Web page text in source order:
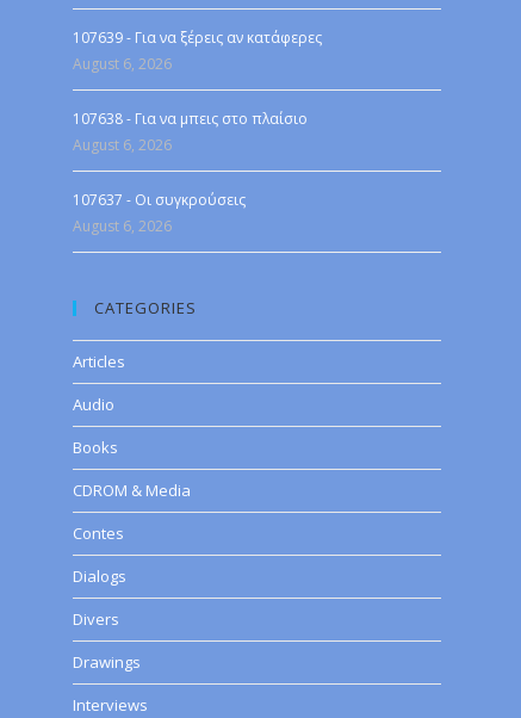
107639 - Για να ξέρεις αν κατάφερες
August 6, 2026
107638 - Για να μπεις στο πλαίσιο
August 6, 2026
107637 - Οι συγκρούσεις
August 6, 2026
CATEGORIES
Articles
Audio
Books
CDROM & Media
Contes
Dialogs
Divers
Drawings
Interviews